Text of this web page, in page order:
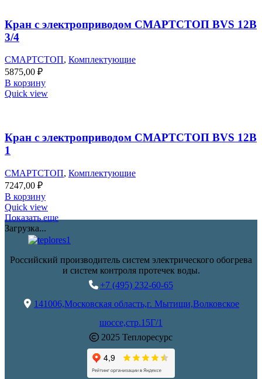
Кран с электроприводом СМАРТСТОП BVS 12B
3/4
СМАРТСТОП, Комплектующие
5875,00 ₽
В корзину
Quick view
Кран с электроприводом СМАРТСТОП BVS 12B
1
СМАРТСТОП, Комплектующие
7247,00 ₽
В корзину
Quick view
Показать еще
Загрузка...
Российский производитель систем электрического обогрева
и систем контроля протечек воды.
+7 (495) 232-60-65
141006,Московская область,г. Мытищи,Волковское
шоссе,стр.15Г/1
2025 Теплоресурс